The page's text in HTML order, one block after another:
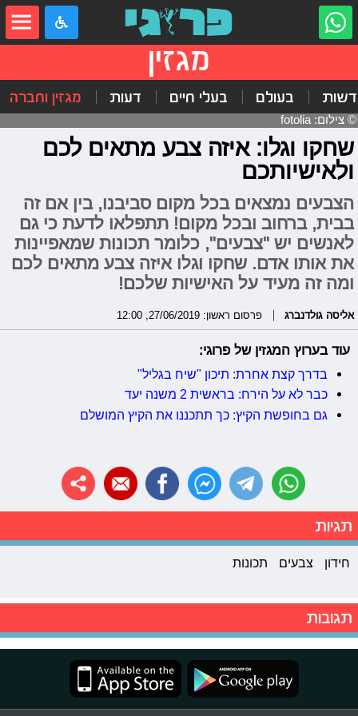
מגזין
בעולם בעלי חיים דעות מגזין וחברה
© צילום: fotolia
שחקו וגלו: איזה צבע מתאים לכם
ולאישיותכם
הצבעים נמצאים בכל מקום סביבנו, בין אם זה
בבית, ברחוב ובכל מקום! תתפלאו לדעת כי גם
לאנשים יש "צבעים", כלומר תכונות שמאפיינות
את אותו אדם. שחקו וגלו איזה צבע מתאים לכם
ומה זה מעיד על האישיות שלכם!
אליסה גולדנברג פרסום ראשון: 27/06/2019, 12:00
עוד בערוץ המגזין של פרוגי:
בדרך קצת אחרת: תיכון "שיח בגליל"
כבר לא על הירח: בראשית 2 משנה יעד
גם בחופשת הקיץ: כך תתכננו את הקיץ המושלם
תגיות
חידון צבעים תכונות
תגובות